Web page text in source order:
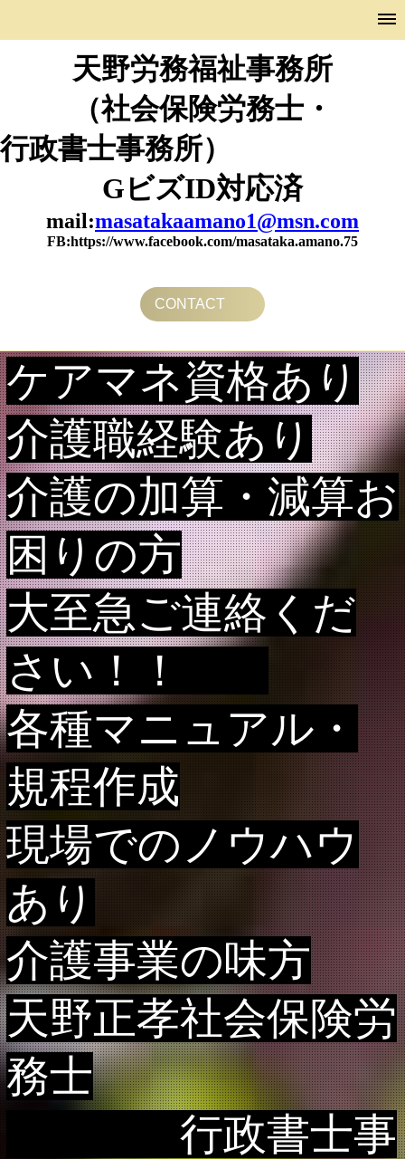
天野労務福祉事務所
（社会保険労務士・
行政書士事務所）
GビズID対応済
mail:masatakaamano1@msn.com
FB:https://www.facebook.com/masataka.amano.75
CONTACT
ケアマネ資格あり
介護職経験あり
介護の加算・減算お
困りの方
大至急ご連絡くだ
さい！！
各種マニュアル・
規程作成
現場でのノウハウ
あり
介護事業の味方
天野正孝社会保険労
務士
行政書士事